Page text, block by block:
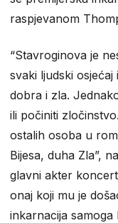
raspjevanom
“Stavroginova je
svaki ljudski
dobra i zla.
ili počiniti
ostalih osoba u
Bijesa, duha Zla”,
glavni akter
onaj koji mu je
inkarnacija samoga